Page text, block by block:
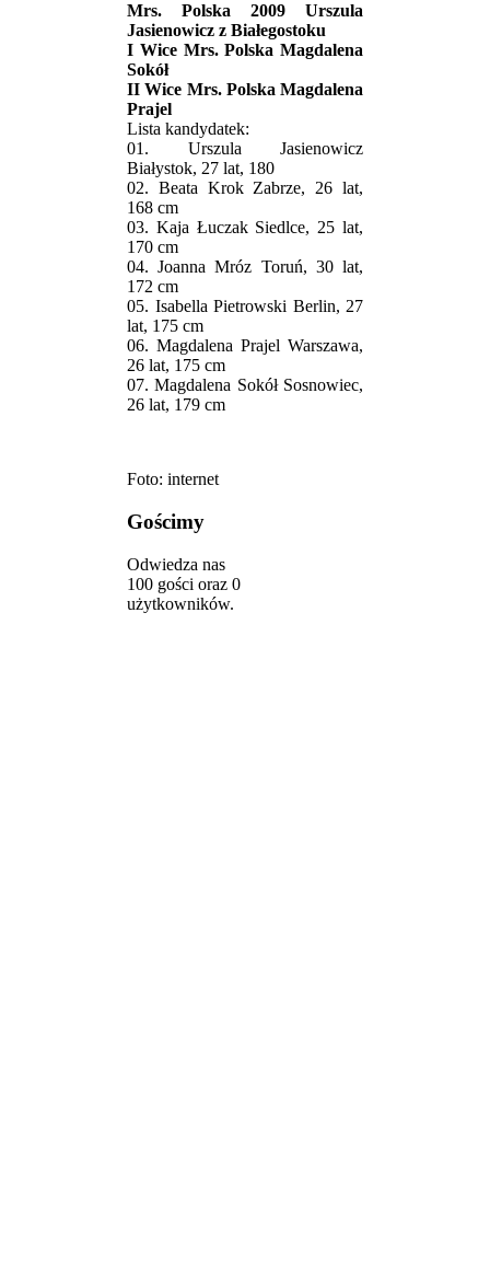
Mrs. Polska 2009 Urszula
Jasienowicz z Białegostoku
I Wice Mrs. Polska Magdalena
Sokół
II Wice Mrs. Polska Magdalena
Prajel
Lista kandydatek:
01. Urszula Jasienowicz
Białystok, 27 lat, 180
02. Beata Krok Zabrze, 26 lat,
168 cm
03. Kaja Łuczak Siedlce, 25 lat,
170 cm
04. Joanna Mróz Toruń, 30 lat,
172 cm
05. Isabella Pietrowski Berlin, 27
lat, 175 cm
06. Magdalena Prajel Warszawa,
26 lat, 175 cm
07. Magdalena Sokół Sosnowiec,
26 lat, 179 cm
Foto: internet
Gościmy
Odwiedza nas
100 gości oraz 0
użytkowników.